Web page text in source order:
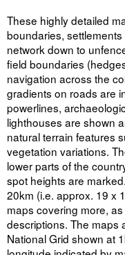
These highly detailed
boundaries,
network down to
field boundaries
navigation across the
gradients on roads are
powerlines,
lighthouses are shown
natural terrain features
vegetation variations.
lower parts of the
spot heights are
20km (i.e. approx. 19 x
maps covering more,
descriptions. The maps
National Grid shown at